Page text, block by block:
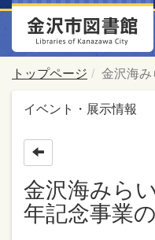
トップページ 金沢海み
イベント・展示情報
金沢海みら
年記念事業